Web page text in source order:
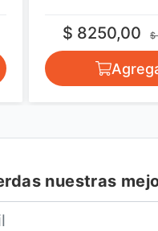
$ 8250,00 $
nuestras